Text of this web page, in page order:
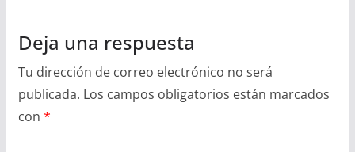
Deja una respuesta
Tu dirección de correo electrónico no será
publicada. Los campos obligatorios están marcados
con *